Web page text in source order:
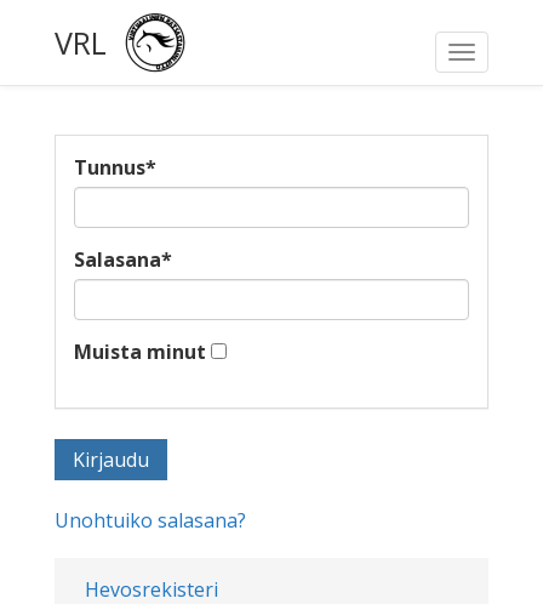
Toggle
VRL
Hevosrekisteri
Tunnus*
Salasana*
Muista minut
Unohtuiko salasana?